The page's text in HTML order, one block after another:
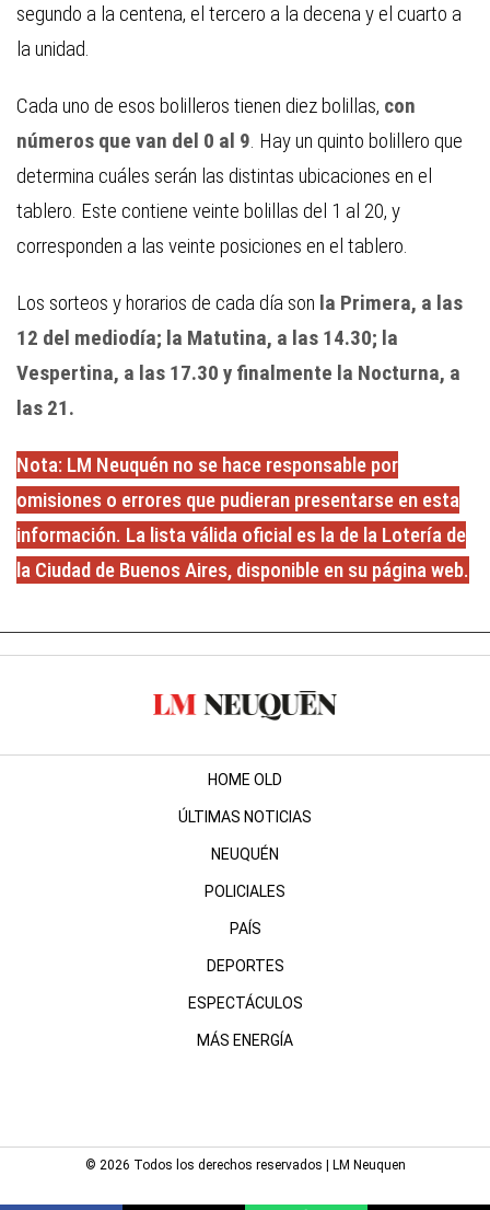
segundo a la centena, el tercero a la decena y el cuarto a
la unidad.
Cada uno de esos bolilleros tienen diez bolillas, con
números que van del 0 al 9. Hay un quinto bolillero que
determina cuáles serán las distintas ubicaciones en el
tablero. Este contiene veinte bolillas del 1 al 20, y
corresponden a las veinte posiciones en el tablero.
Los sorteos y horarios de cada día son la Primera, a las
12 del mediodía; la Matutina, a las 14.30; la
Vespertina, a las 17.30 y finalmente la Nocturna, a
las 21.
Nota: LM Neuquén no se hace responsable por
omisiones o errores que pudieran presentarse en esta
información. La lista válida oficial es la de la Lotería de
la Ciudad de Buenos Aires, disponible en su página web.
HOME OLD
ÚLTIMAS NOTICIAS
NEUQUÉN
POLICIALES
PAÍS
DEPORTES
ESPECTÁCULOS
MÁS ENERGÍA
© 2026 Todos los derechos reservados | LM Neuquen